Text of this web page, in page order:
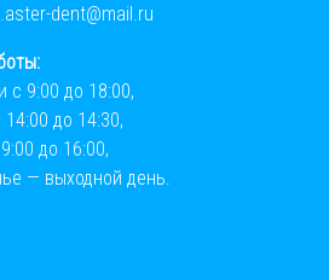
dent@mail.ru
с 9:00 до 18:00,
до 14:30,
до 16:00,
— выходной день.